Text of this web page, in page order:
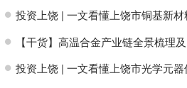
H 投资上饶 | 一文看懂上饶市铜基新材料产业发展现状
H 【干货】高温合金产业链全景梳理及区
H 投资上饶 | 一文看懂上饶市光学元器件产业发展现状